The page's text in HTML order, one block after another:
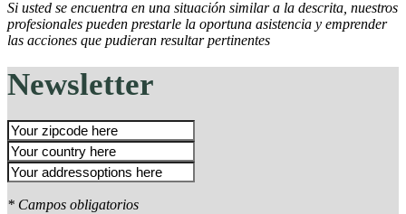
Si usted se encuentra en una situación similar a la descrita, nuestros
profesionales pueden prestarle la oportuna asistencia y emprender
las acciones que pudieran resultar pertinentes
Newsletter
* Campos obligatorios